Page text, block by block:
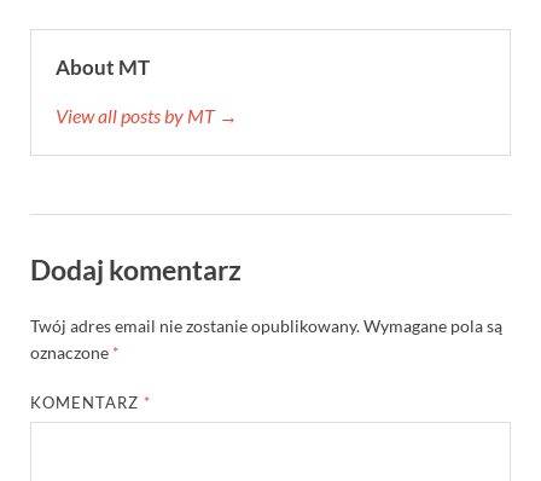
About MT
View all posts by MT →
Dodaj komentarz
Twój adres email nie zostanie opublikowany.Wymagane pola są
oznaczone *
KOMENTARZ *